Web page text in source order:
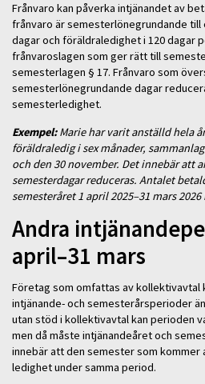
Frånvaro kan påverka intjänandet av
frånvaro är semesterlönegrundande till
dagar och föräldraledighet i 120 dagar
frånvaroslagen som ger rätt till
semesterlagen § 17. Frånvaro som
semesterlönegrundande dagar
semesterledighet.
Exempel:Marie har varit anställd hela
föräldraledig i sex månader,
och den 30 november. Det innebär att
semesterdagar reduceras. Antalet
semesteråret 1 april 2025–31 mars
Andra
april–31 mars
Företag som omfattas av kollektivavtal
intjänande- och semesterårsperioder
utan stöd i kollektivavtal kan perioden
men då måste intjänandeåret och
innebär att den semester som kommer
ledighet under samma period.